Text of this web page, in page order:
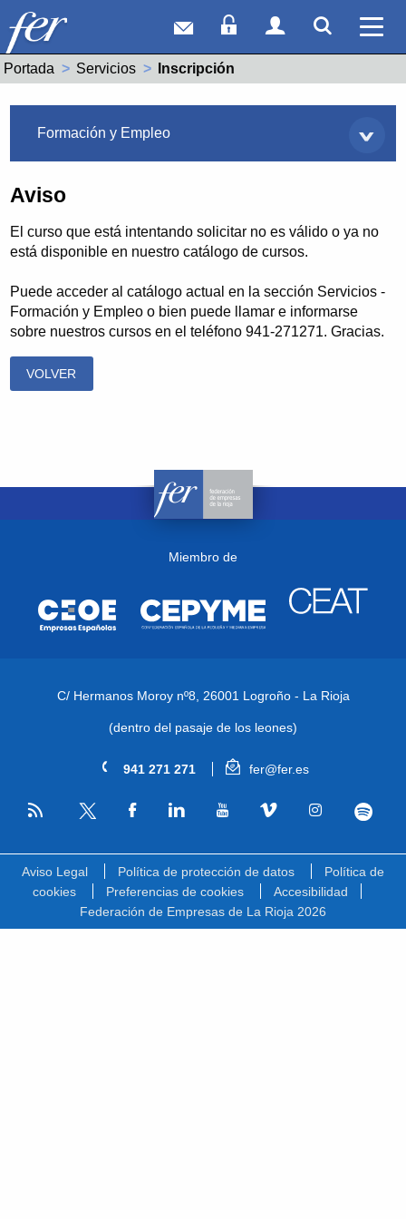
Correo webAcceso Socios
Acceso
Portada Servicios Actual:
Inscripción
Formación y Empleo
Aviso
El curso que está intentando solicitar no es válido o ya no
está disponible en nuestro catálogo de cursos.
Puede acceder al catálogo actual en la sección Servicios -
Formación y Empleo o bien puede llamar e informarse
sobre nuestros cursos en el teléfono 941-271271. Gracias.
VOLVER
Miembro de
C/ Hermanos Moroy nº8, 26001 Logroño - La Rioja
(dentro del pasaje de los leones)
941 271 271 fer@fer.es
RSS
Aviso Legal Política de protección de datos
Política de
cookies
Preferencias de cookies
Accesibilidad
Federación de Empresas de La Rioja 2026